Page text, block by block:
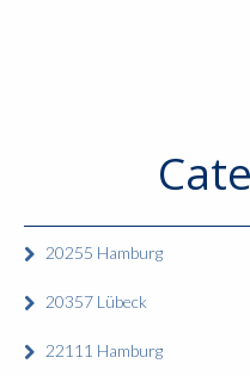
20255 Hamburg
20357 Lübeck
22111 Hamburg